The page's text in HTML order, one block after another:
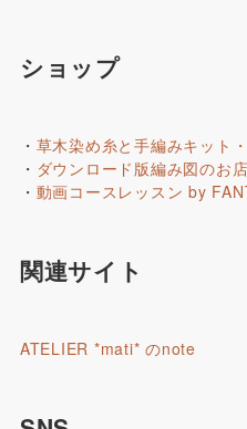
ショップ
・ 草木染め糸と手編みキット
・ ダウンロード版編み図のお
・ 動画コースレッスン by
関連サイト
ATELIER *mati* のnote